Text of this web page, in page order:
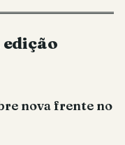
nova frente no